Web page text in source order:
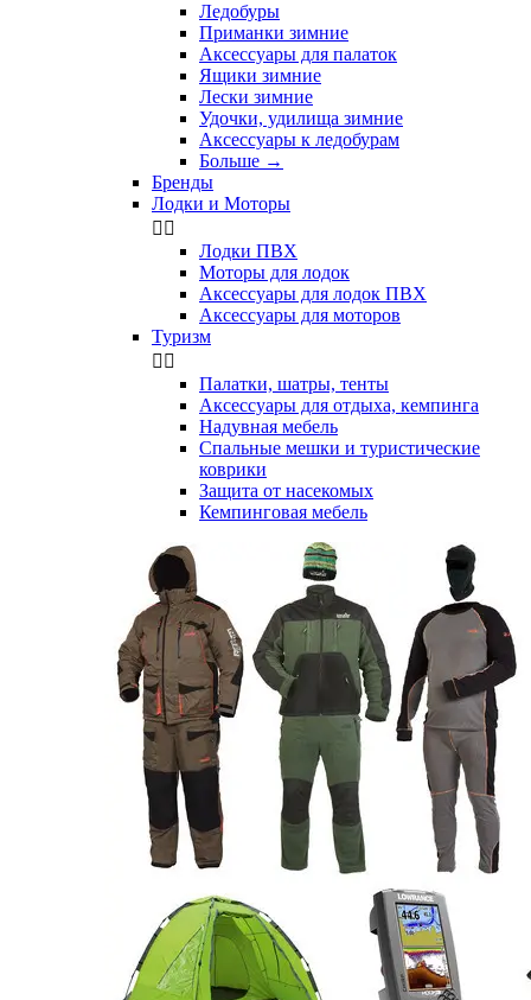
Ледобуры
Приманки зимние
Аксессуары для палаток
Ящики зимние
Лески зимние
Удочки, удилища зимние
Аксессуары к ледобурам
Больше →
Бренды
Лодки и Моторы
 
Лодки ПВХ
Моторы для лодок
Аксессуары для лодок ПВХ
Аксессуары для моторов
Туризм
 
Палатки, шатры, тенты
Аксессуары для отдыха, кемпинга
Надувная мебель
Спальные мешки и туристические
коврики
Защита от насекомых
Кемпинговая мебель